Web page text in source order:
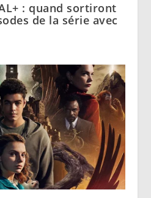
: quand sortiront
de la série avec